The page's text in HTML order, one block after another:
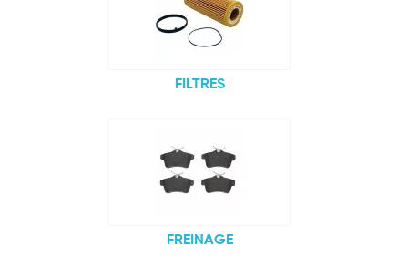
FILTRES
FREINAGE